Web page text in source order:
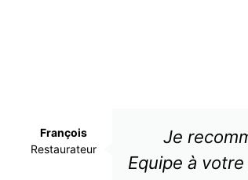
Je
Equipe à
François
Restaurateur